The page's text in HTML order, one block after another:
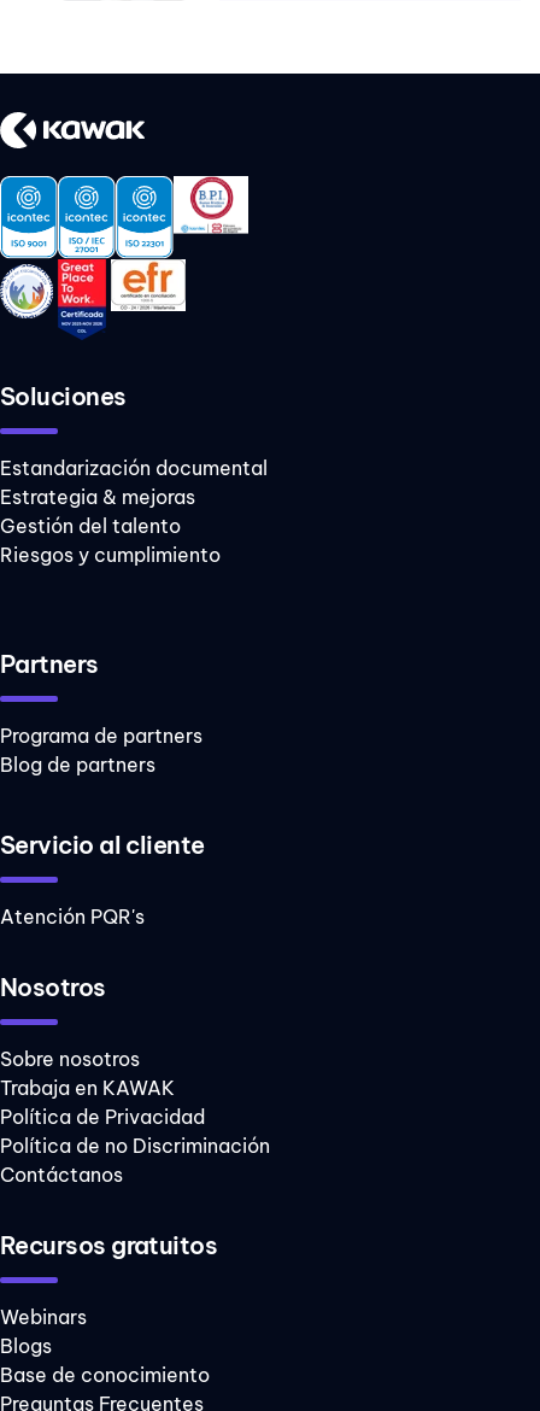
automotriz
industria de
servicios
sociales
industria
energía
industria
limpieza
inmobiliario
Soluciones
Estandarización documental
Estrategia & mejoras
Gestión del talento
Riesgos y cumplimiento
Partners
Programa de partners
Blog de partners
Servicio al cliente
Atención PQR's
Nosotros
Sobre nosotros
Trabaja en KAWAK
Política de Privacidad
Política de no Discriminación
Contáctanos
Recursos gratuitos
Webinars
Blogs
Base de conocimiento
Preguntas Frecuentes